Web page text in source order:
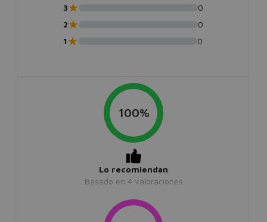
3★
0
2★
0
1★ 0
100%
Lo recomiendan
Basado en 4 valoraciones